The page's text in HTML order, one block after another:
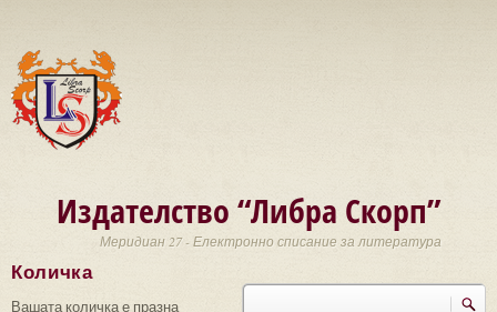
Издателство “Либра Скорп”
Меридиан 27 - Електронно списание за литература
Търси
Количка
Вашата количка е празна